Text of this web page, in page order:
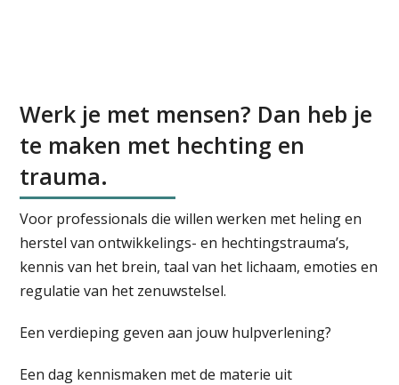
Werk je met mensen? Dan heb je
te maken met hechting en
trauma.
Voor professionals die willen werken met heling en
herstel van ontwikkelings- en hechtingstrauma’s,
kennis van het brein, taal van het lichaam, emoties en
regulatie van het zenuwstelsel.
Een verdieping geven aan jouw hulpverlening?
Een dag kennismaken met de materie uit